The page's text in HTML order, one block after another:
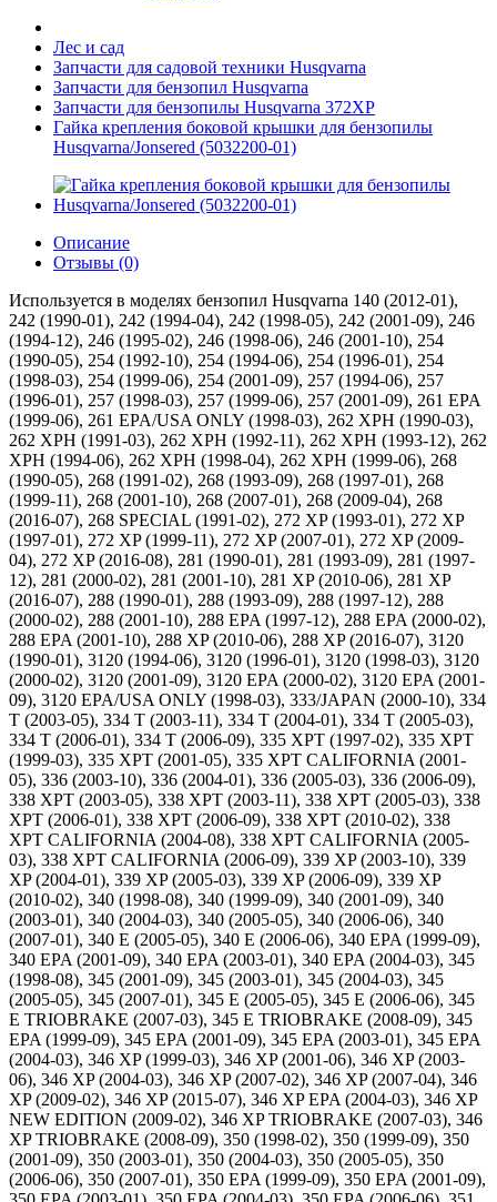
Лес и сад
Запчасти для садовой техники Husqvarna
Запчасти для бензопил Husqvarna
Запчасти для бензопилы Husqvarna 372XP
Гайка крепления боковой крышки для бензопилы
Husqvarna/Jonsered (5032200-01)
Описание
Отзывы (0)
Используется в моделях бензопил Husqvarna 140 (2012-01), 242 (1990-01), 242 (1994-04), 242 (1998-05), 242 (2001-09), 246 (1994-12), 246 (1995-02), 246 (1998-06), 246 (2001-10), 254 (1990-05), 254 (1992-10), 254 (1994-06), 254 (1996-01), 254 (1998-03), 254 (1999-06), 254 (2001-09), 257 (1994-06), 257 (1996-01), 257 (1998-03), 257 (1999-06), 257 (2001-09), 261 EPA (1999-06), 261 EPA/USA ONLY (1998-03), 262 XPH (1990-03), 262 XPH (1991-03), 262 XPH (1992-11), 262 XPH (1993-12), 262 XPH (1994-06), 262 XPH (1998-04), 262 XPH (1999-06), 268 (1990-05), 268 (1991-02), 268 (1993-09), 268 (1997-01), 268 (1999-11), 268 (2001-10), 268 (2007-01), 268 (2009-04), 268 (2016-07), 268 SPECIAL (1991-02), 272 XP (1993-01), 272 XP (1997-01), 272 XP (1999-11), 272 XP (2007-01), 272 XP (2009-04), 272 XP (2016-08), 281 (1990-01), 281 (1993-09), 281 (1997-12), 281 (2000-02), 281 (2001-10), 281 XP (2010-06), 281 XP (2016-07), 288 (1990-01), 288 (1993-09), 288 (1997-12), 288 (2000-02), 288 (2001-10), 288 EPA (1997-12), 288 EPA (2000-02), 288 EPA (2001-10), 288 XP (2010-06), 288 XP (2016-07), 3120 (1990-01), 3120 (1994-06), 3120 (1996-01), 3120 (1998-03), 3120 (2000-02), 3120 (2001-09), 3120 EPA (2000-02), 3120 EPA (2001-09), 3120 EPA/USA ONLY (1998-03), 333/JAPAN (2000-10), 334 T (2003-05), 334 T (2003-11), 334 T (2004-01), 334 T (2005-03), 334 T (2006-01), 334 T (2006-09), 335 XPT (1997-02), 335 XPT (1999-03), 335 XPT (2001-05), 335 XPT CALIFORNIA (2001-05), 336 (2003-10), 336 (2004-01), 336 (2005-03), 336 (2006-09), 338 XPT (2003-05), 338 XPT (2003-11), 338 XPT (2005-03), 338 XPT (2006-01), 338 XPT (2006-09), 338 XPT (2010-02), 338 XPT CALIFORNIA (2004-08), 338 XPT CALIFORNIA (2005-03), 338 XPT CALIFORNIA (2006-09), 339 XP (2003-10), 339 XP (2004-01), 339 XP (2005-03), 339 XP (2006-09), 339 XP (2010-02), 340 (1998-08), 340 (1999-09), 340 (2001-09), 340 (2003-01), 340 (2004-03), 340 (2005-05), 340 (2006-06), 340 (2007-01), 340 E (2005-05), 340 E (2006-06), 340 EPA (1999-09), 340 EPA (2001-09), 340 EPA (2003-01), 340 EPA (2004-03), 345 (1998-08), 345 (2001-09), 345 (2003-01), 345 (2004-03), 345 (2005-05), 345 (2007-01), 345 E (2005-05), 345 E (2006-06), 345 E TRIOBRAKE (2007-03), 345 E TRIOBRAKE (2008-09), 345 EPA (1999-09), 345 EPA (2001-09), 345 EPA (2003-01), 345 EPA (2004-03), 346 XP (1999-03), 346 XP (2001-06), 346 XP (2003-06), 346 XP (2004-03), 346 XP (2007-02), 346 XP (2007-04), 346 XP (2009-02), 346 XP (2015-07), 346 XP EPA (2004-03), 346 XP NEW EDITION (2009-02), 346 XP TRIOBRAKE (2007-03), 346 XP TRIOBRAKE (2008-09), 350 (1998-02), 350 (1999-09), 350 (2001-09), 350 (2003-01), 350 (2004-03), 350 (2005-05), 350 (2006-06), 350 (2007-01), 350 EPA (1999-09), 350 EPA (2001-09), 350 EPA (2003-01), 350 EPA (2004-03), 350 EPA (2006-06), 351 (1998-06), 351 (1999-09), 351 (2001-06), 351 (2015-07), 351 EPA (1999-09), 351 EPA (2001-06), 353 (2002-09), 353 (2004-03), 353 (2007-02), 353 (2007-04), 353 (2009-02), 353 (2015-07), 353 EPA (2004-03), 353 EPA I (2002-09), 353 TRIOBRAKE (2007-03), 353 TRIOBRAKE (2008-09), 357 XP (2001-01), 357 XP (2001-10), 357 XP (2003-04), 357 XP (2004-05), 357 XP (2005-02), 357 XP (2006-02), 357 XP (2007-03), 357 XP (2010-02), 357 XP (2011-05), 357 XP EPA (2001-01), 357 XP EPA (2001-10), 357 XP EPA (2004-05), 357 XP EPA (2005-02), 357 XP EPA (2006-02), 357 XP EPA (2007-03), 357 XP EPA I (2003-04), 359 (2001-01), 359 (2001-10), 359 (2003-04), 359 (2004-05), 359 (2005-02), 359 (2006-02), 359 (2007-03), 359 (2010-02), 359 (2011-05), 359 EPA (2001-01), 359 EPA (2001-10), 359 EPA (2004-05), 359 EPA (2005-02), 359 EPA (2006-02), 359 EPA (2007-03), 359 EPA I (2003-04), 36 (1991-06), 36 (1994-05), 362 (2011-05), 362 (2013-12), 362 XP (1998-08), 362 XP (1999-05), 362 XP EPA (1998-08), 362 XP EPA (1999-05), 362 XP SPECIAL (1999-11), 362 XP SPECIAL (2001-10), 362 XP SPECIAL (2003-10), 362 XP SPECIAL (2005-05), 362 XP SPECIAL (2007-01), 362 XP SPECIAL EPA (1999-11), 362 XP SPECIAL EPA (2001-10), 362 XP SPECIAL EPA (2003-10), 362 XP SPECIAL EPA (2005-05), 362 XP SPECIAL EPA (2007-01), 365 (1996-09), 365 (1997-12), 365 (1999-04), 365 EPA (1997-12), 365 EPA (1999-04), 365 H (2010-05), 365 H (2011-05), 365 H (2013-12), 365 H (2016-10), 365 SPECIAL (1999-11), 365 SPECIAL (2002-01), 365 SPECIAL (2003-11), 365 SPECIAL (2005-05), 365 SPECIAL (2007-03), 365 SPECIAL (2010-05), 365 SPECIAL (2011-05), 365 SPECIAL EPA (1999-11), 365 SPECIAL EPA (2002-01), 365 SPECIAL EPA (2003-11), 365 SPECIAL EPA (2005-05), 365 SPECIAL EPA (2007-03), 365 SPECIAL EPA (2010-05), 365 X-TORQ (2011-03), 365 X-TORQ (2013-11), 365 X-TORQ (2016-09), 365 X-TORQ (2016-10), 365SP (2013-12), 371 XP (1995-12), 371 XP (1996-03), 371 XP (1996-09), 371 XP (1999-05), 371 XP EPA (1997-12), 371 XP EPA (1999-05), 372 XP (2001-10), 372 XP (2003-10), 372 XP (2005-05), 372 XP (2007-01), 372 XP (2010-05), 372 XP (2011-05), 372 XP (2013-12), 372 XP (2016-10), 372 XP EPA (1999-11), 372 XP EPA (2001-10), 372 XP EPA (2003-10), 372 XP EPA (2005-05), 372 XP EPA (2007-01), 372 XP X-TORQ (2016-10), 372 XP X-TORQ (2010-04), 372 XP X-TORQ (2013-09), 372 XP X-TORQ (2016-09), 385 (2006-10), 385 EPA (2006-10), 385 XP (2001-04), 385 XP (2003-10), 385 XP (2005-03), 385 XP (2006-10), 385 XP EPA (2001-04), 385 XP EPA (2003-10), 385 XP EPA (2005-03), 390 (2006-10), 390 EPA (2006-10), 390 390 EPA (2010-05), 390 390 EPA (2011-05), 390XP (2016-03), 390XP (2016-10), 394 XP (1992-10), 394 XP (1994-01), 394 XP (1996-01), 394 XP (1998-03), 394 XP EPA USA ONLY (1998-03), 395 XP (2001-01), 395 XP (2005-05), 395 XP (2007-01), 395 XP EPA (2001-01), 395 XP EPA (2003-10), 395 XP EPA (2005-05), 395 XP EPA (2007-01), 395 XP 395 XP EPA (2010-06), 395XP (2003-01), 40 (1990-06), 40 (1991-06), 40 (1995-06), 40 (2001-09), 40 ONLY FOR US (1998-05), 41 (1991-06), 41 (1994-05), 42 (1992-03), 42 (1994-04), 42 (1994-12), 42 (1995-02), 42 (1998-06), 42 (2001-10), 435 (2008-05), 435 (2009-02), 435 (2010-06), 435 (2011-05), 435 e II, 435 II (9676758-35), 439, 440 E (2008-05), 440 E (2009-02), 440 E (2010-06), 440 E (2011-05), 440 e II, 440 II, 445 (2010-09), 445 (2011-07), 445 E (2010-09), 445 e II, 450 (2011-09), 450 E (2010-09), 450 e II, 450 II, 455 Rancher, 455 Rancher II, 460, 461, 465 RANCHER II, 49 (1996-01 ), 49 (1998-05), 49 (2001-09), 49 EPA (2001-09), 49 EPA ONLY FOR US (1998-05), 51 (1990-01), 51 (1991-10), 51 (1994-06), 51 (1998-06), 51 (2000-05), 51 EPA (1998-06), 51 EPA (2000-05), 55 (1990-01), 55 (1991-10), 55 (1994-06), 55 (1998-06), 55 (2000-05), 55 (2004-01), 55 (2005-04), 55 (2006-02), 55 (2007-02), 55 EPA (1998-06), 55 EPA (2000-05), 55 EU1 (2005-04), 55 EU1 (2006-02), 55 EU1 (2007-02), 55 RANCHER (2010-04), 55 RANCHER EPA (1998-08), 55 RANCHER EPA (2000-05), 55 RANCHER EPA (2005-04), 55 RANCHER EPA (2006-02), 55 RANCHER EPA (2007-02), 565, 570 (2005-04), 570 (2007-01), 570 (2009-08), 570 (2011-01), 570 AutoTune (2010-11), 570 AutoTune (2013-03), 570 EPA (2005-04), 570 EPA (2007-01), 570 EPA (2008-08), 570 EPA (2009-01), 570 II, 572 XP/XPG, 575 XP (2005-04), 575 XP (2007-01), 575 XP EPA (2005-04), 575 XP EPA (2007-01), 576 XP (2009-01), 576 XP AUTO TUNE (2009-02), 576 XP AUTO TUNE (2010-03), 576 XP AUTO TUNE (2013-03), 576 XP AUTO TUNE (2017-06), 576 XP EPA (2008-08), 576 XP EPA (2010-01), 576 XP EPA (2011-01), 576 XP EPA (2017-06), 61 (1991-03), 61 (1993-09), 61 (1997-01), 61 (1999-08), 61 (2001-10), 61 (2011-01), 61 (2016-07), 61 (2017-08), 61 (2018-06), 66 (1991-03), T435 (2017-10), бензопил Jonsered 2036 (1993-11), 2036 (1995-11), 2040/1993-11, 2040/1995-11, 2041/1993-05, 2041/1994-09, 2041/1994-12, 2041/1996-05, 2041/2001-09, 2045/1993-05, 2045/1994-09, 2045/1994-12, 2045/1996-05, 2045/2001-09, 2050/1993-05, 2050/1994-09, 2050/1994-12, 2050/1996-05, 2050/2001-09, 2051/1993-05, 2054/1993-05, 2054/1993-08, 2054/1994-10, 2054/1996-02, 2054/1996-09, 2054/1998-10, 2054/2000-05, 2054/EPA/2000-05, 2055/1994-05, 2055/1994-10, 2055/1996-02, 2055/1996-09, 2055/1998-10, 2055/2000-05, 2063/1997-11, 2063/1999-03, 2063/EPA/1999-03, 2065/1997-02, 2065/1997-11, 2065/1999-03, 2065/EPA/1999-03, 2071 W/1997-02, 2071 W/1997-11, 2071/1997-02, 2071/1997-11, 2071/EPA/1999-03, 2077/1994-09, 2077/2001-10, 2083 (2083 II/EPA/1998-09), 2083 (2083 II/EPA/2001-10), 2083/1995-05, 2083/1996-08, 2095/1994-05, 2095/1995-09, 2095/1996-10, 2095/1998-03, 2095/2000-06, 2141/2000-08, 2141/2001-09, 2145/2000-08, 2145/2001-09, 2149/1999-05, 2149/2001-09, 2150/2000-08, 2150/2001-09, 2159/2001-07, 2159/EPA/2001-07, 2163/2000-04, 2163/2001-10, 2163/EPA/2000-04, 2163/EPA/2001-10, 2165/2000-04, 2165/2002-01, 2165/EPA/2000-04, 2165/EPA/2002-01, 2171/2000-04, 2171/2001-10, 2171/EPA/2000-04, 2171/EPA/2001-10, 625/1993-06, 625/1994-05, 625/1995-10, 625/1999-02, 630/SUPER II/1993-06, 630/SUPER II/1994-08, 630/SUPER II/1996-09, 630/SUPER II/1999-02, 670/CHAMP/1994-08, 670/CHAMP/1996-09, 670/CHAMP/1999-02, 670/SUPER II/1993-06, CS2135 T/2005-03, CS2135 T/2007-01, CS2139 T/2008-02, CS2139 T/2010-03, CS2141/2003-01, CS2141/2004-03, CS2141/2007-01, CS2141/EPA/2004-03, CS2145/2003-01, CS2145/2004-03, CS2145/2007-01, CS2145/EPA/2004-03, CS2147/2003-08, CS2147/2004-03, CS2147/2007-04, CS2147/EPA/2004-03, CS2150/2003-01, CS2150/2004-03, CS2150/2007-01, CS2150/EPA/2004-03, CS2152/2002-09, CS2152/2003-08, CS2152/2004-03, CS2152/2007-04, CS2152/2007-08, CS2152/2009-02, CS2152/EPA I/2002-09, CS2152/EPA I/2003-08, CS2152/EPA/2004-03, CS2152/from 2015-07, CS2153/2007-08, CS2153/2009-02, CS2153/from 2015-07, CS2156/2003-11, CS2156/2004-05, CS2156/2005-02, CS2156/2006-02, CS2156/2007-03, CS2156/2011-05, CS2156/EPA I/2003-11, CS2156/EPA/2004-05, CS2156/EPA/2005-02, CS2156/EPA/2006-02, CS2156/EPA/2007-03, CS2159 EPA/2007-03, CS2159/2003-11, CS2159/2004-05, CS2159/2005-02, CS2159/2006-02, CS2159/2007-03, CS2159/EPA I/2003-11, CS2159/EPA/2004-05, CS2159/EPA/2005-02, CS2159/EPA/2006-02, CS2163/2003-05, CS2163/2005-05, CS2163/2007-01, CS2163/EPA/2003-05, CS2163/EPA/2005-05, CS2163/EPA/2007-01, CS2165 EPA/2003-06, CS2165 EPA/2005-05, CS2165 EPA/2007-03, CS2165/2003-0